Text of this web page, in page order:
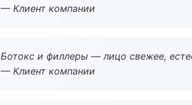
— Клиент компании
Ботокс и филлеры — лицо свежее,
— Клиент компании